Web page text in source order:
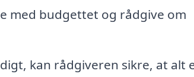
med budgettet og rådgive om
kan rådgiveren sikre, at alt